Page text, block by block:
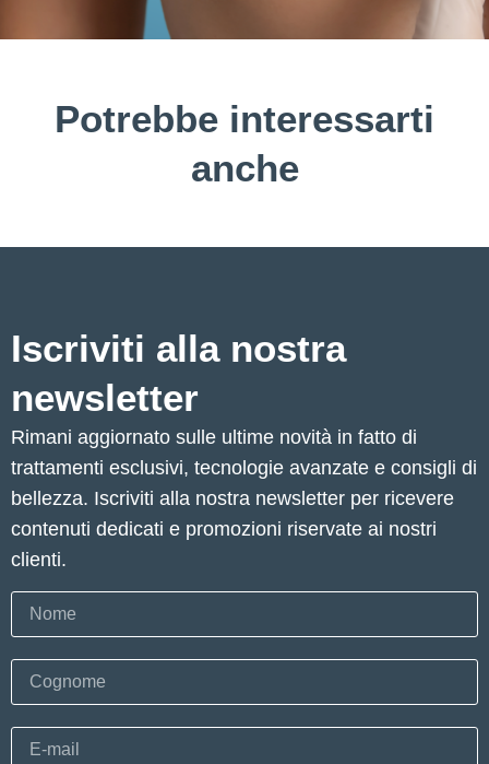
Potrebbe interessarti
anche
Iscriviti alla nostra
newsletter
Rimani aggiornato sulle ultime novità in fatto di
trattamenti esclusivi, tecnologie avanzate e consigli di
bellezza. Iscriviti alla nostra newsletter per ricevere
contenuti dedicati e promozioni riservate ai nostri
clienti.